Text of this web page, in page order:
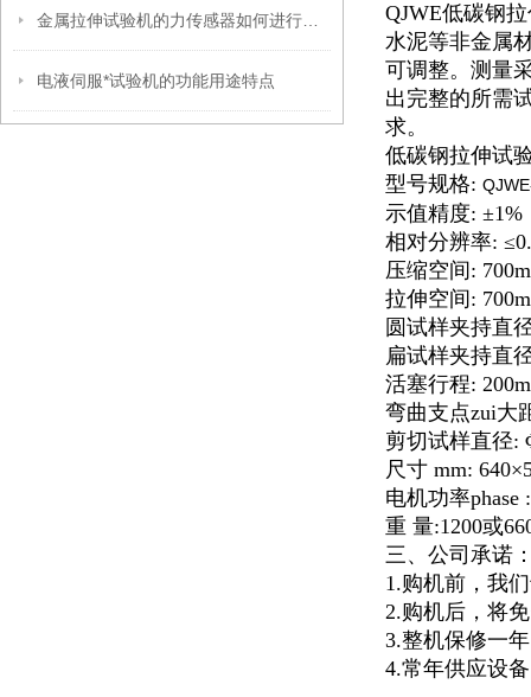
电液伺服*试验机的功能用途特点
QJWE低碳钢
水泥等非金属
可调整。测量
出完整的所需
求。
低碳钢拉伸试
型号规格:
示值精度: ±1%
相对分辨率:
压缩空间:
拉伸空间:
圆试样夹持直
扁试样夹持直
活塞行程:
弯曲支点zui大
剪切试样直径:
尺寸 mm:
电机功率phase
重 量:1200或
三、公司承诺
1.购机前，我
2.购机后，将
3.整机保修一
4.常年供应设